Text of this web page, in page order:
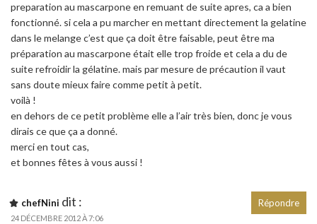
preparation au mascarpone en remuant de suite apres, ca a bien
fonctionné. si cela a pu marcher en mettant directement la gelatine
dans le melange c’est que ça doit être faisable, peut être ma
préparation au mascarpone était elle trop froide et cela a du de
suite refroidir la gélatine. mais par mesure de précaution il vaut
sans doute mieux faire comme petit à petit.
voilà !
en dehors de ce petit problème elle a l’air très bien, donc je vous
dirais ce que ça a donné.
merci en tout cas,
et bonnes fêtes à vous aussi !
chefNini dit :
24 DÉCEMBRE 2012 À 7:06
Répondre